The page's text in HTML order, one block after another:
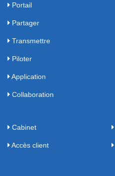
Portail
Partager
Transmettre
Piloter
Application
Collaboration
Cabinet
Accès client